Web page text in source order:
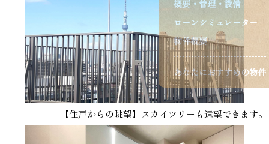
概要・管理・設備
ローンシミュレーター
物件概要
あなたにおすすめの物件
【住戸からの眺望】スカイツリーも遠望できます。